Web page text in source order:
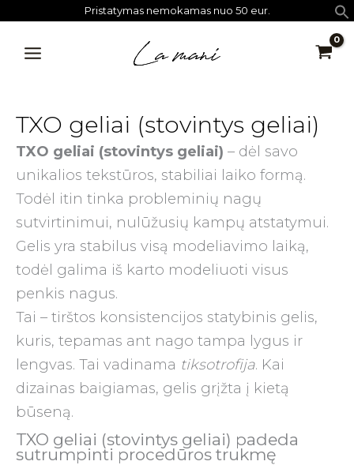
prie
Pristatymas nemokamas nuo 50 eur.
MENU
TXO geliai (stovintys geliai)
TXO geliai (stovintys geliai) – dėl savo
unikalios tekstūros, stabiliai laiko formą.
Todėl itin tinka probleminių nagų
sutvirtinimui, nulūžusių kampų atstatymui.
Gelis yra stabilus visą modeliavimo laiką,
todėl galima iš karto modeliuoti visus
penkis nagus.
Tai – tirštos konsistencijos statybinis gelis,
kuris, tepamas ant nago tampa lygus ir
lengvas. Tai vadinama tiksotrofija. Kai
dizainas baigiamas, gelis grįžta į kietą
būseną.
TXO geliai (stovintys geliai) padeda
sutrumpinti procedūros trukmę
Rūšiuojama
pagal
populiarumą